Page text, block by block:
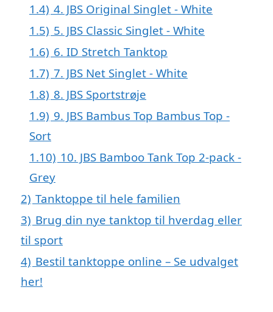
1.4) 4. JBS Original Singlet - White
1.5) 5. JBS Classic Singlet - White
1.6) 6. ID Stretch Tanktop
1.7) 7. JBS Net Singlet - White
1.8) 8. JBS Sportstrøje
1.9) 9. JBS Bambus Top Bambus Top -
Sort
1.10) 10. JBS Bamboo Tank Top 2-pack -
Grey
2) Tanktoppe til hele familien
3) Brug din nye tanktop til hverdag eller
til sport
4) Bestil tanktoppe online – Se udvalget
her!